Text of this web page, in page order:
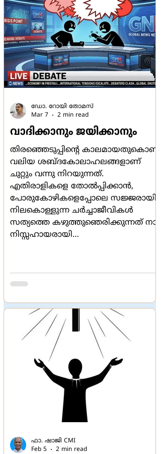
അവന്‍ അയാളുടെ കാലില്‍
ആഞ്ഞുകടിച്ചു
വാദിക്കാനും ജയിക്കാനും
തിരഞ്ഞെടുപ്പിന്‍റെ കാലമായതുകൊണ്ട്
വലിയ ശബ്ദകോലാഹലങ്ങളാണ്
ചുറ്റും വന്നു നിറയുന്നത്.
എതിരാളികളെ തോല്‍പ്പിക്കാന്‍,
പോരുകോഴികളെപ്പോലെ സജ്ജരായി
നിലകൊള്ളുന്ന ചര്‍ച്ചാജീവികള്‍
സത്യത്തെ കഴുത്തുഞെരിക്കുന്നത് നാം
നിസ്സഹായരായി
കടത്തിവിട്ട് തലച്ചോറിനെ
കലക്കിമറിക്കുന്ന രാക്ഷസീയമായ
എവിടെയും പെരുകുന്നു. അപരനെ
നരകമായി കാണുന്ന,
ശത്രുവായിക്കാണുന്ന പ്രവണത വളരെ
ശക്തമാണ്.
ഡോ. റോയി തോമസ്
Mar 7
2 min read
ഫാ. ഷാജി CMI
Feb 5
2 min read